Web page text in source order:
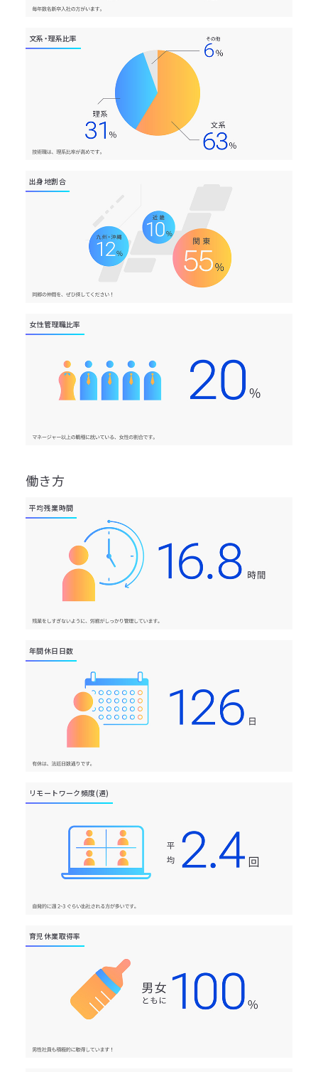
文系・理系比率
出身地割合
女性管理職比率
働き方
平均残業時間
年間休日日数
リモートワーク頻度(週)
育児休業取得率